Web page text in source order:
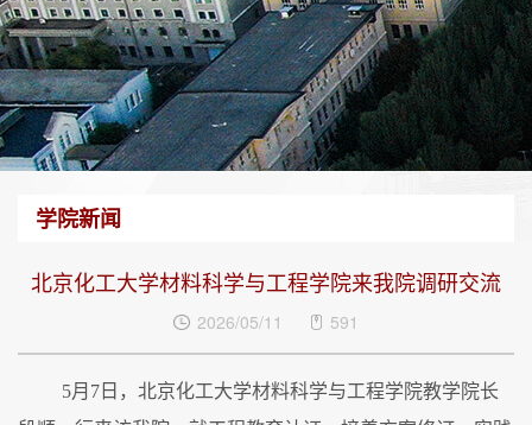
学院新闻
北京化工大学材料科学与工程学院来我院调研交流
2026/05/11 591
5月 7 日 ，北京化工大学材料科学与工程学院教学院长